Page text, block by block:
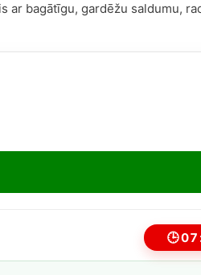
ar bagātīgu, gardēžu saldumu,
🕒